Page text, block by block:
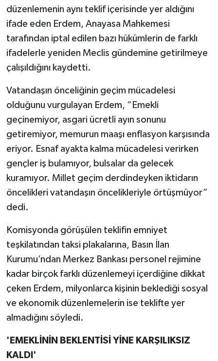
düzenlemenin aynı teklif içerisinde yer aldığını
ifade eden Erdem, Anayasa Mahkemesi
tarafından iptal edilen bazı hükümlerin de farklı
ifadelerle yeniden Meclis gündemine getirilmeye
çalışıldığını kaydetti.
Vatandaşın önceliğinin geçim mücadelesi
olduğunu vurgulayan Erdem, “Emekli
geçinemiyor, asgari ücretli ayın sonunu
getiremiyor, memurun maaşı enflasyon karşısında
eriyor. Esnaf ayakta kalma mücadelesi verirken
gençler iş bulamıyor, bulsalar da gelecek
kuramıyor. Millet geçim derdindeyken iktidarın
öncelikleri vatandaşın öncelikleriyle örtüşmüyor”
dedi.
Komisyonda görüşülen teklifin emniyet
teşkilatından taksi plakalarına, Basın İlan
Kurumu’ndan Merkez Bankası personel rejimine
kadar birçok farklı düzenlemeyi içerdiğine dikkat
çeken Erdem, milyonlarca kişinin beklediği sosyal
ve ekonomik düzenlemelerin ise teklifte yer
almadığını söyledi.
'EMEKLİNİN BEKLENTİSİ YİNE KARŞILIKSIZ
KALDI'